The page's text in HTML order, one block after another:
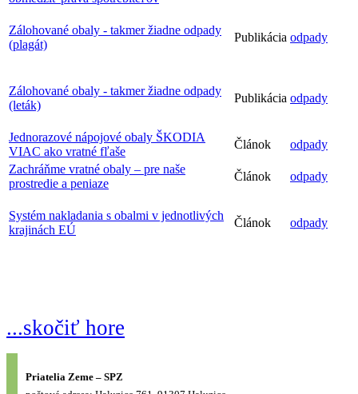
Zálohované obaly - takmer žiadne odpady
(plagát)
Publikácia odpady
Zálohované obaly - takmer žiadne odpady
(leták)
Publikácia odpady
Jednorazové nápojové obaly ŠKODIA
VIAC ako vratné fľaše
Článok
odpady
Zachráňme vratné obaly – pre naše
prostredie a peniaze
Článok odpady
Systém nakladania s obalmi v jednotlivých
krajinách EÚ
Článok odpady
...skočiť hore
Priatelia Zeme – SPZ